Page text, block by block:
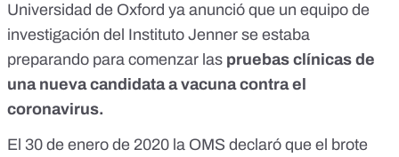
Universidad de Oxford ya anunció que un equipo de
investigación del Instituto Jenner se estaba
preparando para comenzar las pruebas clínicas de
una nueva candidata a vacuna contra el
coronavirus.
El 30 de enero de 2020 la OMS declaró que el brote